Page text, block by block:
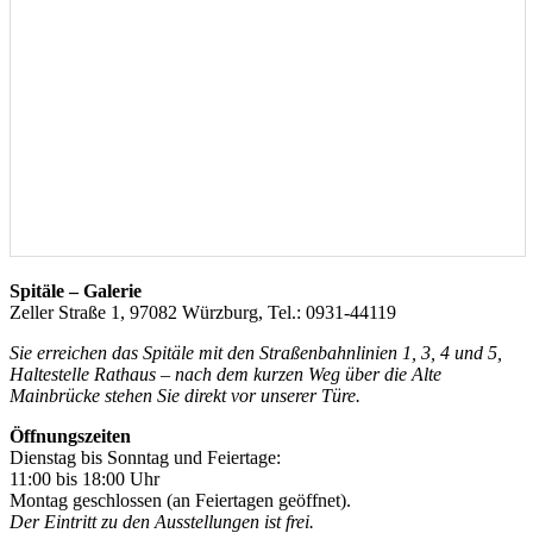
Spitäle – Galerie
Zeller Straße 1, 97082 Würzburg, Tel.: 0931-44119
Sie erreichen das Spitäle mit den Straßenbahnlinien 1, 3, 4 und 5,
Haltestelle Rathaus – nach dem kurzen Weg über die Alte
Mainbrücke stehen Sie direkt vor unserer Türe.
Öffnungszeiten
Dienstag bis Sonntag und Feiertage:
11:00 bis 18:00 Uhr
Montag geschlossen (an Feiertagen geöffnet).
Der Eintritt zu den Ausstellungen ist frei.